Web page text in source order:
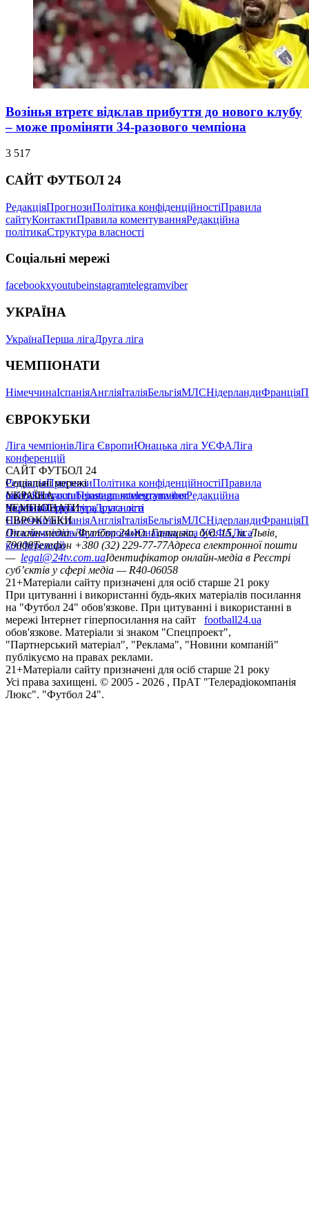
Возінья втретє відклав прибуття до нового клубу
– може проміняти 34-разового чемпіона
3 517
САЙТ ФУТБОЛ 24
РедакціяПрогнозиПолітика конфіденційностіПравила
сайтуКонтактиПравила коментуванняРедакційна
політикаСтруктура власності
Соціальні мережі
facebookxyoutubeinstagramtelegramviber
УКРАЇНА
УкраїнаПерша лігаДруга ліга
ЧЕМПІОНАТИ
НімеччинаІспаніяАнгліяІталіяБельгіяМЛСНідерландиФранція
ЄВРОКУБКИ
Ліга чемпіонівЛіга ЄвропиЮнацька ліга УЄФАЛіга
конференцій
САЙТ ФУТБОЛ 24
РедакціяПрогнозиПолітика конфіденційностіПравила
сайтуКонтактиПравила коментуванняРедакційна
політикаСтруктура власності
Соціальні мережі
facebookxyoutubeinstagramtelegramviber
УКРАЇНА
УкраїнаПерша лігаДруга ліга
ЧЕМПІОНАТИ
НімеччинаІспаніяАнгліяІталіяБельгіяМЛСНідерландиФранція
ЄВРОКУБКИ
Ліга чемпіонівЛіга ЄвропиЮнацька ліга УЄФАЛіга
конференцій
Онлайн-медіа «Футбол 24»пл. Галицька, буд. 15, м. Львів,
79008Телефон +380 (32) 229-77-77Адреса електронної пошти
— legal@24tv.com.uaІдентифікатор онлайн-медіа в Реєстрі
суб’єктів у сфері медіа — R40-06058
21+Матеріали сайту призначені для осіб старше 21 року
При цитуванні і використанні будь-яких матеріалів посилання
на "Футбол 24" обов'язкове. При цитуванні і використанні в
мережі Інтернет гіперпосилання на сайт
football24.ua
обов'язкове. Матеріали зі знаком "Спецпроект",
"Партнерський матеріал", "Реклама", "Новини компаній"
публікуємо на правах реклами.
21+Матеріали сайту призначені для осіб старше 21 року
Усi права захищенi. © 2005 - 2026 , ПрАТ "Телерадіокомпанія
Люкс". "Футбол 24".